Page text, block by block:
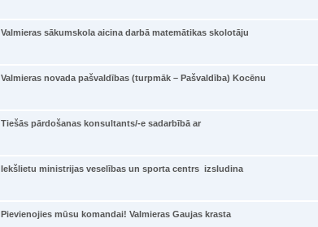
Valmieras sākumskola aicina darbā matemātikas skolotāju
Valmieras novada pašvaldības (turpmāk – Pašvaldība) Kocēnu
Tiešās pārdošanas konsultants/-e sadarbībā ar
Iekšlietu ministrijas veselības un sporta centrs izsludina
Pievienojies mūsu komandai! Valmieras Gaujas krasta